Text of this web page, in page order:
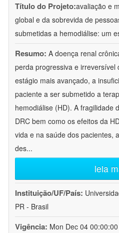
Título do Projeto:avaliação e
global e da sobrevida de
submetidas a hemodiálise: um
Resumo: A doença renal
perda progressiva e irreversível
estágio mais avançado, a
paciente a ser submetido a
hemodiálise (HD). A fragilidade
DRC bem como os efeitos da
vida e na saúde dos pacientes,
des...
leia
Instituição/UF/País:
PR - Brasil
Vigência: Mon Dec 04